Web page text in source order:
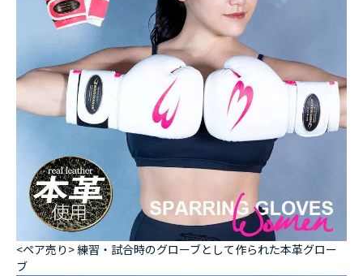
<ペア売り> 練習・試合時のグローブとして作られた本革グロー
ブ